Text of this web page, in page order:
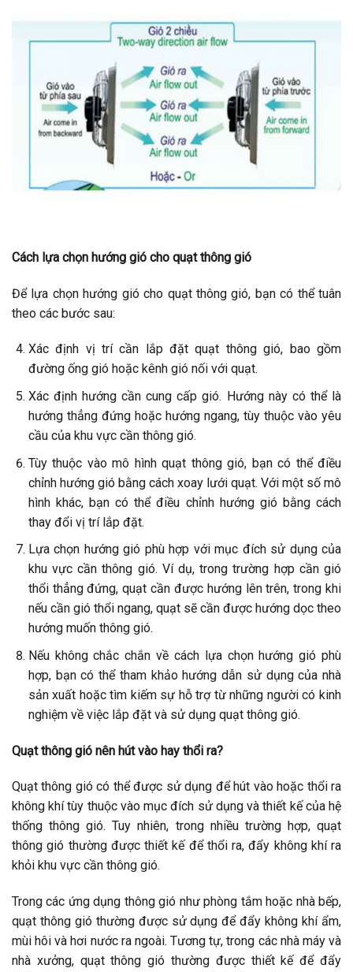
Cách lựa chọn hướng gió cho quạt thông gió
Để lựa chọn hướng gió cho quạt thông gió, bạn có thể tuân
theo các bước sau:
Xác định vị trí cần lắp đặt quạt thông gió, bao gồm
đường ống gió hoặc kênh gió nối với quạt.
Xác định hướng cần cung cấp gió. Hướng này có thể là
hướng thẳng đứng hoặc hướng ngang, tùy thuộc vào yêu
cầu của khu vực cần thông gió.
Tùy thuộc vào mô hình quạt thông gió, bạn có thể điều
chỉnh hướng gió bằng cách xoay lưới quạt. Với một số mô
hình khác, bạn có thể điều chỉnh hướng gió bằng cách
thay đổi vị trí lắp đặt.
Lựa chọn hướng gió phù hợp với mục đích sử dụng của
khu vực cần thông gió. Ví dụ, trong trường hợp cần gió
thổi thẳng đứng, quạt cần được hướng lên trên, trong khi
nếu cần gió thổi ngang, quạt sẽ cần được hướng dọc theo
hướng muốn thông gió.
Nếu không chắc chắn về cách lựa chọn hướng gió phù
hợp, bạn có thể tham khảo hướng dẫn sử dụng của nhà
sản xuất hoặc tìm kiếm sự hỗ trợ từ những người có kinh
nghiệm về việc lắp đặt và sử dụng quạt thông gió.
Quạt thông gió nên hút vào hay thổi ra?
Quạt thông gió có thể được sử dụng để hút vào hoặc thổi ra
không khí tùy thuộc vào mục đích sử dụng và thiết kế của hệ
thống thông gió. Tuy nhiên, trong nhiều trường hợp, quạt
thông gió thường được thiết kế để thổi ra, đẩy không khí ra
khỏi khu vực cần thông gió.
Trong các ứng dụng thông gió như phòng tắm hoặc nhà bếp,
quạt thông gió thường được sử dụng để đẩy không khí ẩm,
mùi hôi và hơi nước ra ngoài. Tương tự, trong các nhà máy và
nhà xưởng, quạt thông gió thường được thiết kế để đẩy